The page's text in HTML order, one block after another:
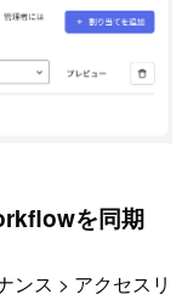
を同期
ンス > アクセスリ